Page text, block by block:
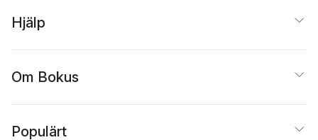
Hjälp
Om Bokus
Populärt